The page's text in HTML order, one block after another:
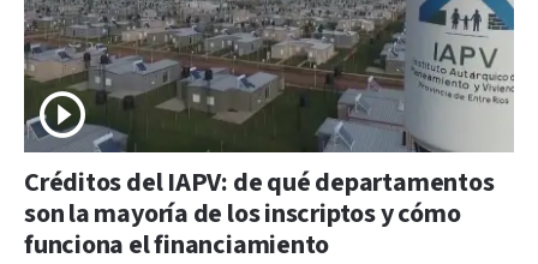
Créditos del IAPV: de qué departamentos
son la mayoría de los inscriptos y cómo
funciona el financiamiento